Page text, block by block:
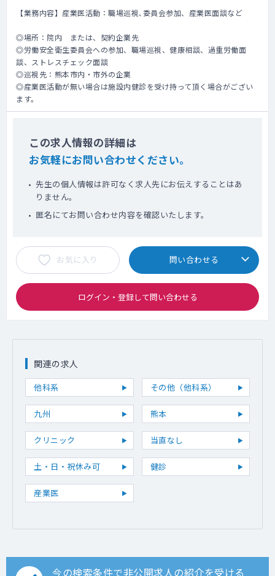
【業務内容】産業医活動：職場巡視､委員会参加、産業医面談など
◎場所：院内 または、契約企業先
◎労働安全衛生委員会への参加、職場巡視、健康相談、過重労働面
談、ストレスチェック面談
◎巡視先：熊本市内・市外の企業
◎産業医活動が無い場合は施設内健診を受け持って頂く場合がござい
ます。
この求人情報の詳細は
お気軽にお問い合わせください。
先生の個人情報は許可なく求人先にお伝えすることはあ
りません。
匿名にてお問い合わせ内容を確認いたします。
お気に入り 問い合わせる
ログイン・登録して問い合わせる
関連の求人
他科系 その他（他科系）
九州 熊本
クリニック 当直なし
土・日・祝休み可 健診
産業医
今の検索条件で非公開求人の紹介を受ける